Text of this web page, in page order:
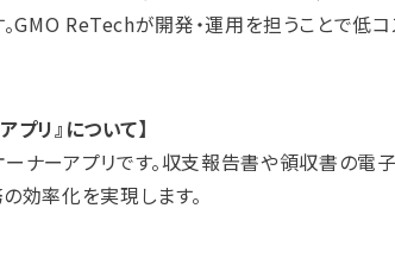
GMO ReTechが開発・運用を担うことで低
プリ』について】
ーアプリです。収支報告書や領収書の電
効率化を実現します。